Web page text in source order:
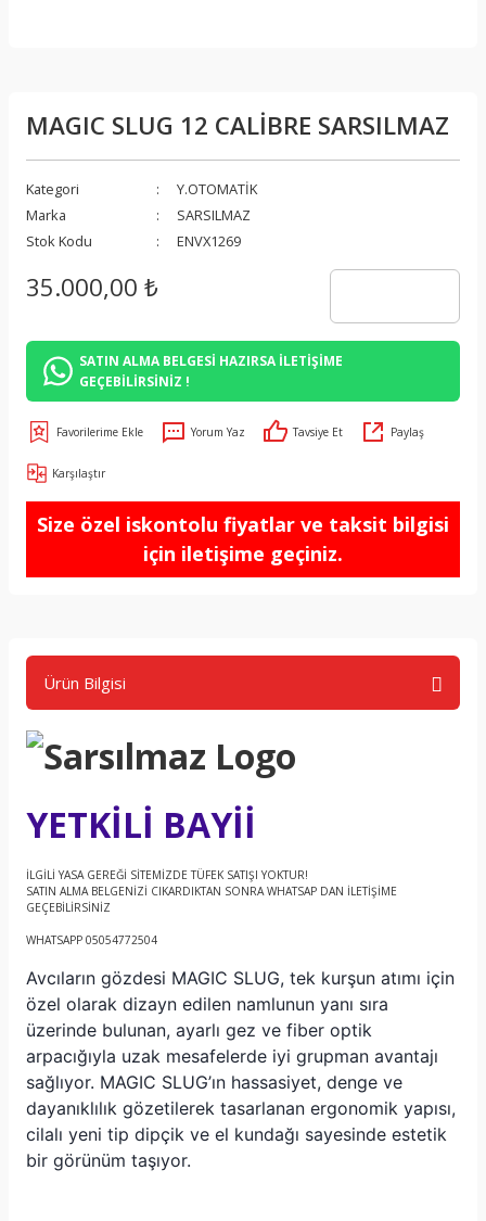
MAGIC SLUG 12 CALİBRE SARSILMAZ
Kategori
Y.OTOMATİK
Marka
SARSILMAZ
Stok Kodu
ENVX1269
35.000,00 ₺
SATIN ALMA BELGESİ HAZIRSA İLETİŞİME
GEÇEBİLİRSİNİZ !
Yorum Yaz Tavsiye Et Paylaş
Karşılaştır
Size özel iskontolu fiyatlar ve taksit bilgisi
için iletişime geçiniz.
Ürün Bilgisi
YETKİLİ BAYİİ
İLGİLİ YASA GEREĞİ SİTEMİZDE TÜFEK SATIŞI YOKTUR!
SATIN ALMA BELGENİZİ CIKARDIKTAN SONRA WHATSAP DAN İLETİŞİME
GEÇEBİLİRSİNİZ
WHATSAPP 05054772504
Avcıların gözdesi MAGIC SLUG, tek kurşun atımı için
özel olarak dizayn edilen namlunun yanı sıra
üzerinde bulunan, ayarlı gez ve fiber optik
arpacığıyla uzak mesafelerde iyi grupman avantajı
sağlıyor. MAGIC SLUG’ın hassasiyet, denge ve
dayanıklılık gözetilerek tasarlanan ergonomik yapısı,
cilalı yeni tip dipçik ve el kundağı sayesinde estetik
bir görünüm taşıyor.